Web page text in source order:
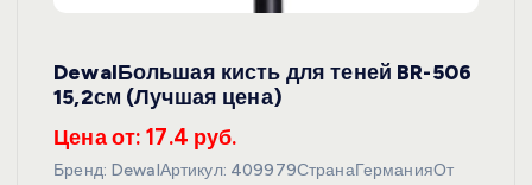
DewalБольшая кисть для теней BR-506
15,2см (Лучшая цена)
Цена от: 17.4 руб.
Бренд: DewalАртикул: 409979СтранаГерманияОт